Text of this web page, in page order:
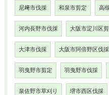
尼﨑市伐採 和泉市剪定 高
河内長野市伐採 大阪市淀川区
大津市伐採 大阪市阿倍野区伐採
羽曳野市剪定 羽曳野市伐採
泉佐野市草刈り 堺市西区伐採